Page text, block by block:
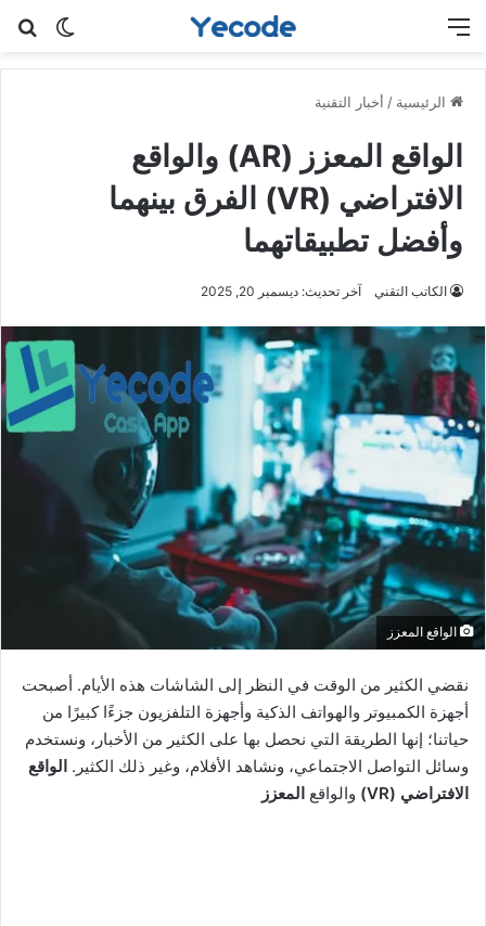
الوضع القائمة
الرئيسية / أخبار التقنية
الواقع المعزز (AR) والواقع
الافتراضي (VR) الفرق بينهما
وأفضل تطبيقاتهما
الكاتب التقني آخر تحديث: ديسمبر 20, 2025
الواقع المعزز
نقضي الكثير من الوقت في النظر إلى الشاشات هذه الأيام. أصبحت
أجهزة الكمبيوتر والهواتف الذكية وأجهزة التلفزيون جزءًا كبيرًا من
حياتنا؛ إنها الطريقة التي نحصل بها على الكثير من الأخبار، ونستخدم
وسائل التواصل الاجتماعي، ونشاهد الأفلام، وغير ذلك الكثير. الواقع
الافتراضي (VR)
والواقع المعزز